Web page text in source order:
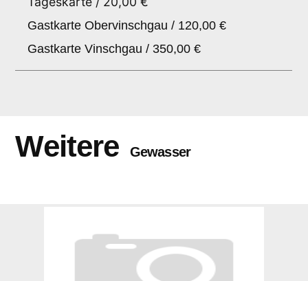
Gastkarte Obervinschgau / 120,00 €
Gastkarte Vinschgau / 350,00 €
Weitere Gewasser